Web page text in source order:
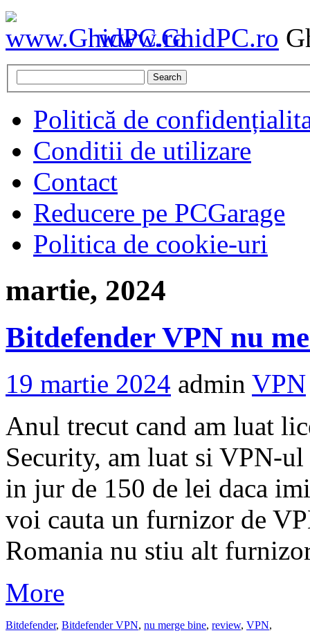
www.GhidPC.ro
Search
Politică de
Conditii de utilizare
Contact
Reducere pe PCGarage
Politica de cookie-uri
martie, 2024
Bitdefender VPN nu
19 martie 2024 admin VPN
Anul trecut cand am luat
Security, am luat si VPN-
in jur de 150 de lei daca
voi cauta un furnizor de
Romania nu stiu alt
More
Bitdefender, Bitdefender VPN, nu merge bine, review, VPN,